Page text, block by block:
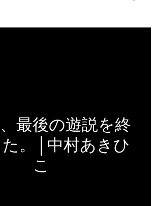
最後の遊説を終
。│中村あきひ
こ